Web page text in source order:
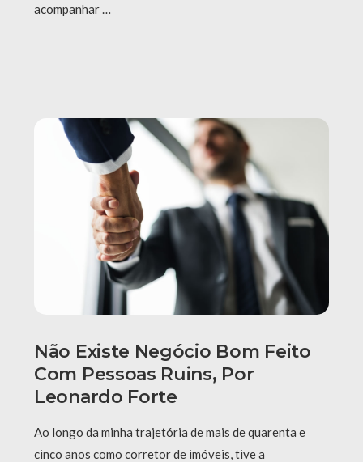
acompanhar …
Não Existe Negócio Bom Feito
Com Pessoas Ruins, Por
Leonardo Forte
Ao longo da minha trajetória de mais de quarenta e
cinco anos como corretor de imóveis, tive a